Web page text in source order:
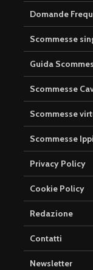
Domande
Scommesse
Guida
Scommesse
Scommesse
Scommesse
Privacy Policy
Cookie Policy
Redazione
Contatti
Newsletter